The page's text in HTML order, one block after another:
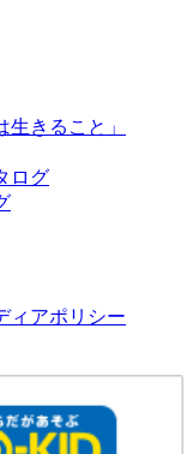
きること」
ログ
ィアポリシー